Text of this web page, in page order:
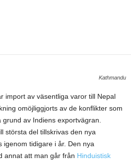
Kathmandu
import av väsentliga varor till Nepal
omöjliggjorts av de konflikter som
av Indiens exportvägran.
största del tillskrivas den nya
igenom tidigare i år. Den nya
annat att man går från Hinduistisk